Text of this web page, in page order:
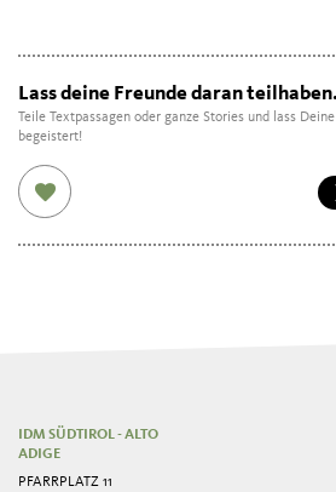
Lass deine Freunde daran
Teile Textpassagen oder ganze Stories und lass
begeistert!
IDM SÜDTIROL - ALTO
ADIGE
PFARRPLATZ 11